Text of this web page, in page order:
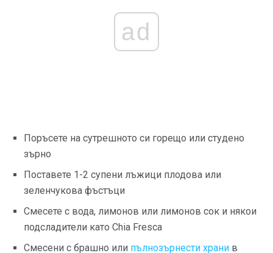
ad
Поръсете на сутрешното си горещо или студено
зърно
Поставете 1-2 супени лъжици плодова или
зеленчукова фъстъци
Смесете с вода, лимонов или лимонов сок и някои
подсладители като Chia Fresca
Смесени с брашно или пълнозърнести храни в